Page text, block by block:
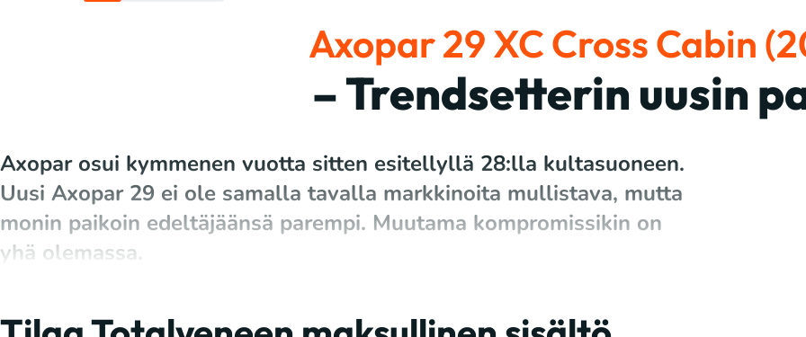
Axopar 29 XC Cross Cabin
– Trendsetterin uusin
Axopar osui kymmenen vuotta sitten esitellyllä 28:lla kultasuoneen.
Uusi Axopar 29 ei ole samalla tavalla markkinoita mullistava, mutta
monin paikoin edeltäjäänsä parempi. Muutama kompromissikin on
yhä olemassa.